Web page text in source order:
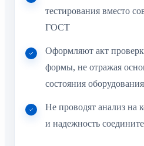
тестирования вместо
ГОСТ
Оформляют акт
формы, не отражая
состояния оборудования
Не проводят анализ на
и надежность